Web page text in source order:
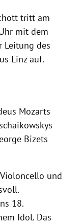
tritt am
mit dem
des
Linzauf.
Mozarts
Bizets
und
18.
Idol. Das